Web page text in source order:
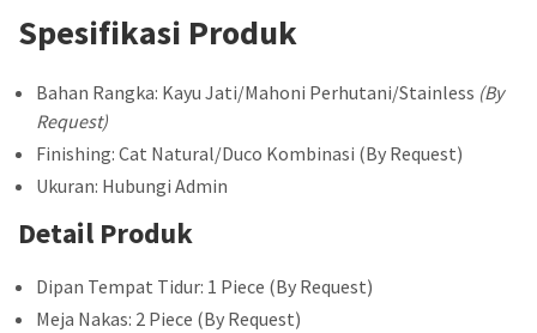
Spesifikasi Produk
Bahan Rangka: Kayu Jati/Mahoni Perhutani/Stainless (By
Request)
Finishing: Cat Natural/Duco Kombinasi (By Request)
Ukuran: Hubungi Admin
Detail Produk
Dipan Tempat Tidur: 1 Piece (By Request)
Meja Nakas: 2 Piece (By Request)